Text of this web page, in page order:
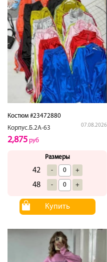
Костюм #23472880
Корпус.Б.2А-63
07.08.2026
2,875 руб
Размеры
42 - +
48 - +
Купить